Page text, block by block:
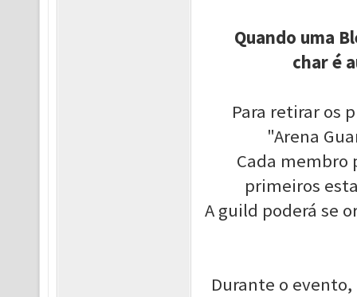
Quando uma
char é
Para retirar os
"Arena
Cada membro
primeiros
A guild poderá se
Durante o